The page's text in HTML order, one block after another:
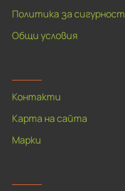
Политика за сигурност
Общи условия
Контакти
Карта на сайта
Марки